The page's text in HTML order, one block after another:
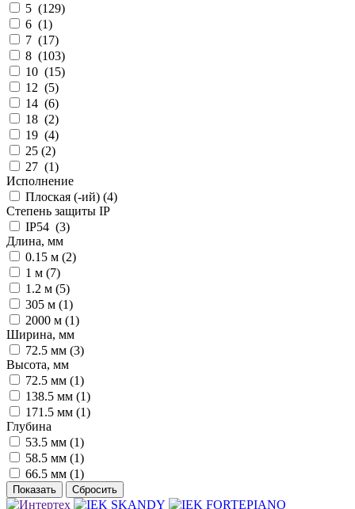
5 (129)
6 (1)
7 (17)
8 (103)
10 (15)
12 (5)
14 (6)
18 (2)
19 (4)
25 (2)
27 (1)
Исполнение
Плоская (-ий) (4)
Степень защиты IP
IP54 (3)
Длина, мм
0.15 м (2)
1 м (7)
1.2 м (5)
305 м (1)
2000 м (1)
Ширина, мм
72.5 мм (3)
Высота, мм
72.5 мм (1)
138.5 мм (1)
171.5 мм (1)
Глубина
53.5 мм (1)
58.5 мм (1)
66.5 мм (1)